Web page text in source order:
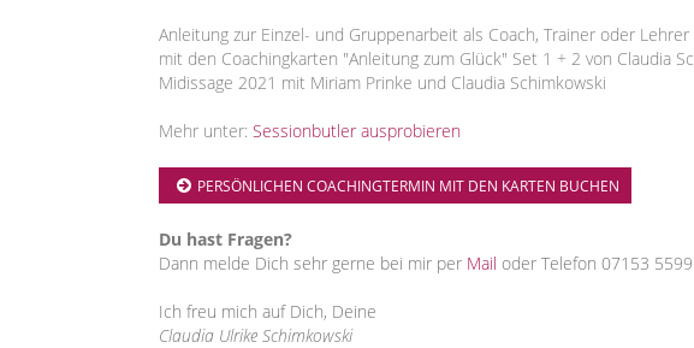
Anleitung zur Einzel- und Gruppenarbeit als Coach, Trainer oder
mit den Coachingkarten "Anleitung zum Glück" Set 1 + 2 von Claudia
Midissage 2021 mit Miriam Prinke und Claudia Schimkowski
Mehr unter: Sessionbutler ausprobieren
PERSÖNLICHEN COACHINGTERMIN MIT DEN KARTEN BUCHEN
Du hast Fragen?
Dann melde Dich sehr gerne bei mir per Mail oder Telefon 07153
Ich freu mich auf Dich, Deine
Claudia Ulrike Schimkowski